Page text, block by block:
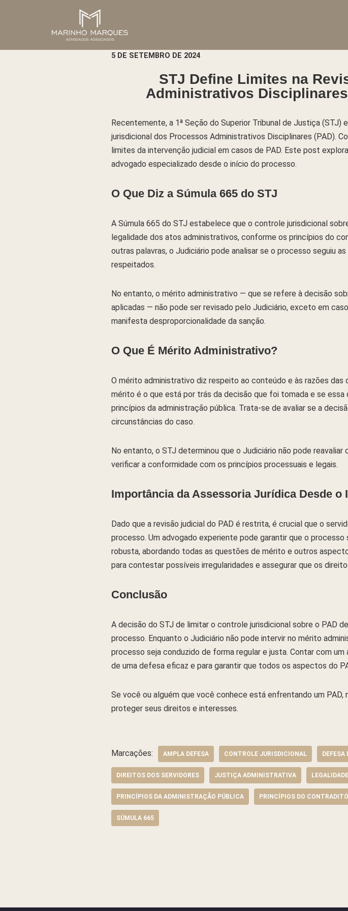
5 DE SETEMBRO DE 2024
STJ Define Limites na
Administrativos
Recentemente, a 1ª Seção do Superior Tribunal de Justiça
jurisdicional dos Processos Administrativos Disciplinares (PAD).
limites da intervenção judicial em casos de PAD. Este post
advogado especializado desde o início do processo.
O Que Diz a Súmula 665 do STJ
A Súmula 665 do STJ estabelece que o controle jurisdicional
legalidade dos atos administrativos, conforme os princípios do
outras palavras, o Judiciário pode analisar se o processo seguiu
respeitados.
No entanto, o mérito administrativo — que se refere à decisão
aplicadas — não pode ser revisado pelo Judiciário, exceto em
manifesta desproporcionalidade da sanção.
O Que É Mérito Administrativo?
O mérito administrativo diz respeito ao conteúdo e às razões
mérito é o que está por trás da decisão que foi tomada e se
princípios da administração pública. Trata-se de avaliar se a
circunstâncias do caso.
No entanto, o STJ determinou que o Judiciário não pode
verificar a conformidade com os princípios processuais e legais.
Importância da Assessoria Jurídica Desde o
Dado que a revisão judicial do PAD é restrita, é crucial que o
processo. Um advogado experiente pode garantir que o
robusta, abordando todas as questões de mérito e outros
para contestar possíveis irregularidades e assegurar que os
Conclusão
A decisão do STJ de limitar o controle jurisdicional sobre o PAD
processo. Enquanto o Judiciário não pode intervir no mérito
processo seja conduzido de forma regular e justa. Contar com
de uma defesa eficaz e para garantir que todos os aspectos do
Se você ou alguém que você conhece está enfrentando um
proteger seus direitos e interesses.
Marcações: AMPLA DEFESA CONTROLE JURISDICIONAL DEFESA
DIREITOS DOS SERVIDORES JUSTIÇA ADMINISTRATIVA
PRINCÍPIOS DA ADMINISTRAÇÃO PÚBLICA PRINCÍPIOS DO
SÚMULA 665